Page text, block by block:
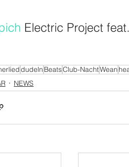
Electric Project
dudeln BeatsClub-NachtWean
NEWS